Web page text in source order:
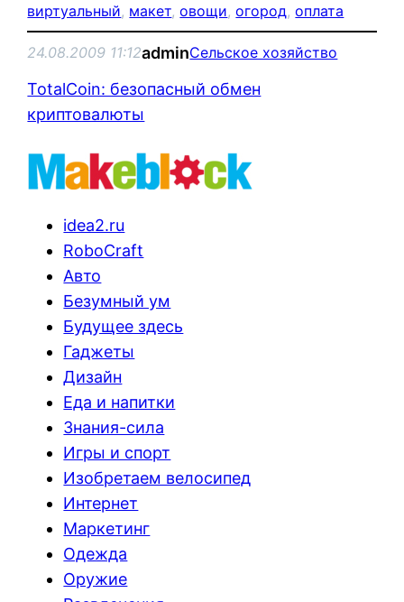
виртуальный, макет, овощи, огород, оплата
24.08.2009 11:12adminСельское хозяйство
TotalCoin: безопасный обмен
криптовалюты
idea2.ru
RoboCraft
Авто
Безумный ум
Будущее здесь
Гаджеты
Дизайн
Еда и напитки
Знания-сила
Игры и спорт
Изобретаем велосипед
Интернет
Маркетинг
Одежда
Оружие